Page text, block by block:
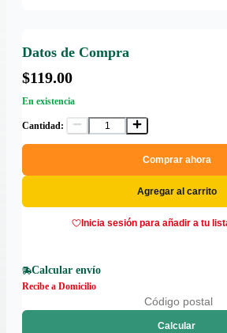
Datos de Compra
$119.00
En existencia
Cantidad:
Comprar ahora
Agregar al carrito
Inicia sesión para añadir a tu
Calcular envío
Recibe a Domicilio
Calcular